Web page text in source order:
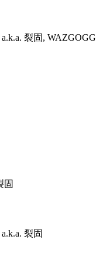
裂固, WAZGOGG
固
裂固